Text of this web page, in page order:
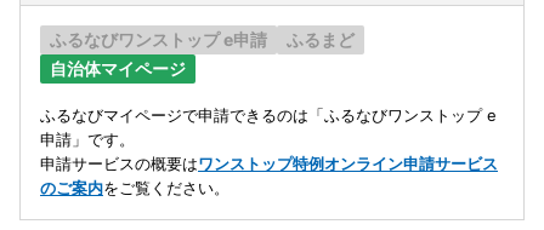
ふるなびワンストップ e申請
ふるまど
自治体マイページ
ふるなびマイページで申請できるのは「ふるなびワンストップ e
申請」です。
申請サービスの概要はワンストップ特例オンライン申請サービス
のご案内をご覧ください。